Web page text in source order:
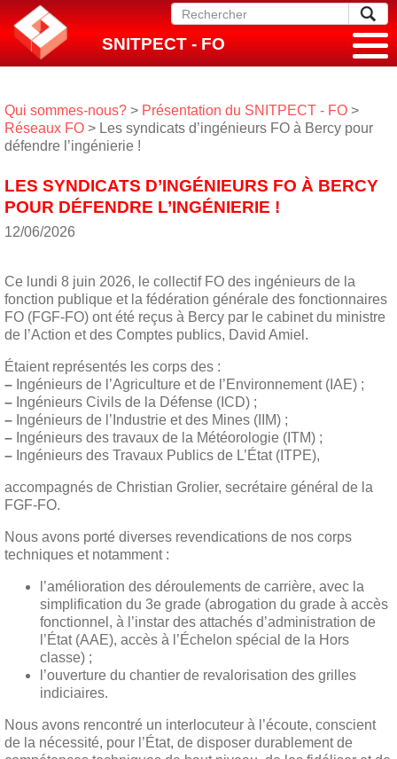
SNITPECT - FO
Qui sommes-nous? > Présentation du SNITPECT - FO >
Réseaux FO > Les syndicats d’ingénieurs FO à Bercy pour
défendre l’ingénierie !
LES SYNDICATS D’INGÉNIEURS FO À BERCY
POUR DÉFENDRE L’INGÉNIERIE !
12/06/2026
Ce lundi 8 juin 2026, le collectif FO des ingénieurs de la
fonction publique et la fédération générale des fonctionnaires
FO (FGF-FO) ont été reçus à Bercy par le cabinet du ministre
de l’Action et des Comptes publics, David Amiel.
Étaient représentés les corps des :
– Ingénieurs de l’Agriculture et de l’Environnement (IAE) ;
– Ingénieurs Civils de la Défense (ICD) ;
– Ingénieurs de l’Industrie et des Mines (IIM) ;
– Ingénieurs des travaux de la Météorologie (ITM) ;
– Ingénieurs des Travaux Publics de L’État (ITPE),
accompagnés de Christian Grolier, secrétaire général de la
FGF-FO.
Nous avons porté diverses revendications de nos corps
techniques et notamment :
l’amélioration des déroulements de carrière, avec la
simplification du 3e grade (abrogation du grade à accès
fonctionnel, à l’instar des attachés d’administration de
l’État (AAE), accès à l’Échelon spécial de la Hors
classe) ;
l’ouverture du chantier de revalorisation des grilles
indiciaires.
Nous avons rencontré un interlocuteur à l’écoute, conscient
de la nécessité, pour l’État, de disposer durablement de